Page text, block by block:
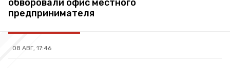
обворовали офис местного
предпринимателя
08 АВГ, 17:46